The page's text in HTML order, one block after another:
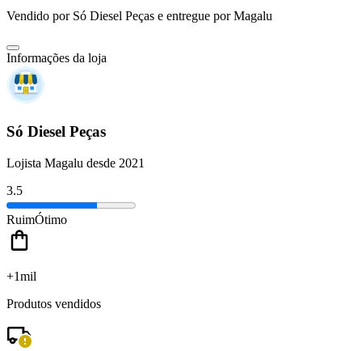
Vendido por Só Diesel Peças e entregue por Magalu
Informações da loja
Só Diesel Peças
Lojista Magalu desde 2021
3.5
RuimÓtimo
+1mil
Produtos vendidos